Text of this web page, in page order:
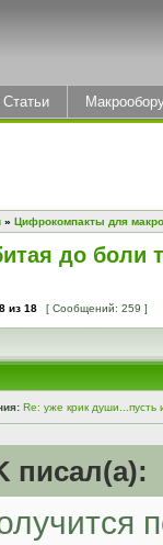
Статьи
» Цифрокомпакты для
до боли
из 18 [ Сообщений: 259 ]
Re: уже крик
писал(а):